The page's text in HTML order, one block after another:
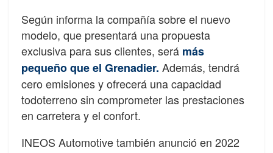
Según informa la compañía sobre el nuevo
modelo, que presentará una propuesta
exclusiva para sus clientes, será más
pequeño que el Grenadier. Además, tendrá
cero emisiones y ofrecerá una capacidad
todoterreno sin comprometer las prestaciones
en carretera y el confort.
INEOS Automotive también anunció en 2022